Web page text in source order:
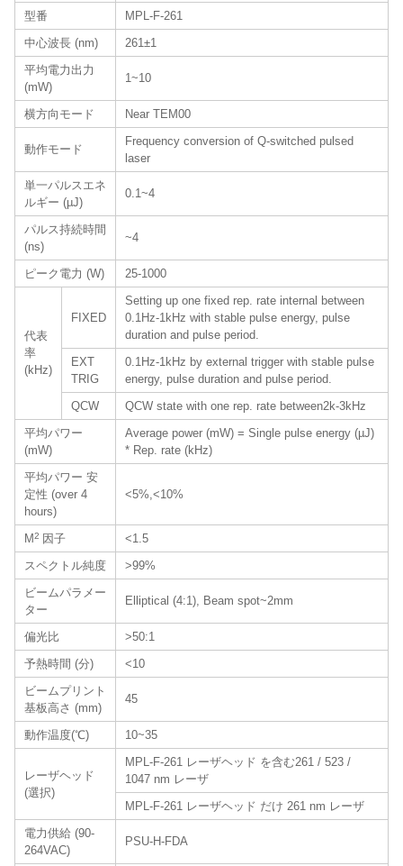
型番
MPL-F-261
中心波長 (nm)
261±1
平均電力出力
(mW)
1~10
横方向モード Near TEM00
動作モード
Frequency conversion of Q-switched pulsed
laser
単一パルスエネ
ルギー (µJ)
0.1~4
パルス持続時間
(ns)
~4
ピーク電力 (W) 25-1000
代表
率
(kHz)
FIXED
Setting up one fixed rep. rate internal between
0.1Hz-1kHz with stable pulse energy, pulse
duration and pulse period.
EXT
TRIG
0.1Hz-1kHz by external trigger with stable pulse
energy, pulse duration and pulse period.
QCW
QCW state with one rep. rate between2k-3kHz
平均パワー
(mW)
Average power (mW) = Single pulse energy (µJ)
* Rep. rate (kHz)
平均パワー 安
定性 (over 4
hours)
<5%,<10%
M2 因子
<1.5
スペクトル純度
>99%
ビームパラメー
ター
Elliptical (4:1), Beam spot~2mm
偏光比
>50:1
予熱時間 (分)
<10
ビームプリント
基板高さ (mm)
45
動作温度(℃) 10~35
レーザヘッド
(選択)
MPL-F-261 レーザヘッド を含む261 / 523 /
1047 nm レーザ
MPL-F-261 レーザヘッド だけ 261 nm レーザ
電力供給 (90-
264VAC)
PSU-H-FDA